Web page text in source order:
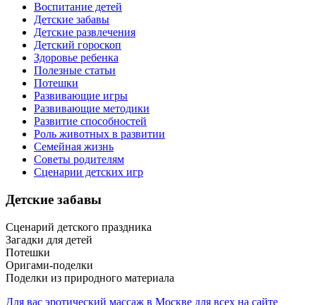
Воспитание детей
Детские забавы
Детские развлечения
Детский гороскоп
Здоровье ребенка
Полезные статьи
Потешки
Развивающие игры
Развивающие методики
Развитие способностей
Роль животных в развитии
Семейная жизнь
Советы родителям
Сценарии детских игр
Детские забавы
Сценарий детского праздника
Загадки для детей
Потешки
Оригами-поделки
Поделки из природного материала
Для вас эротический массаж в Москве для всех на сайте